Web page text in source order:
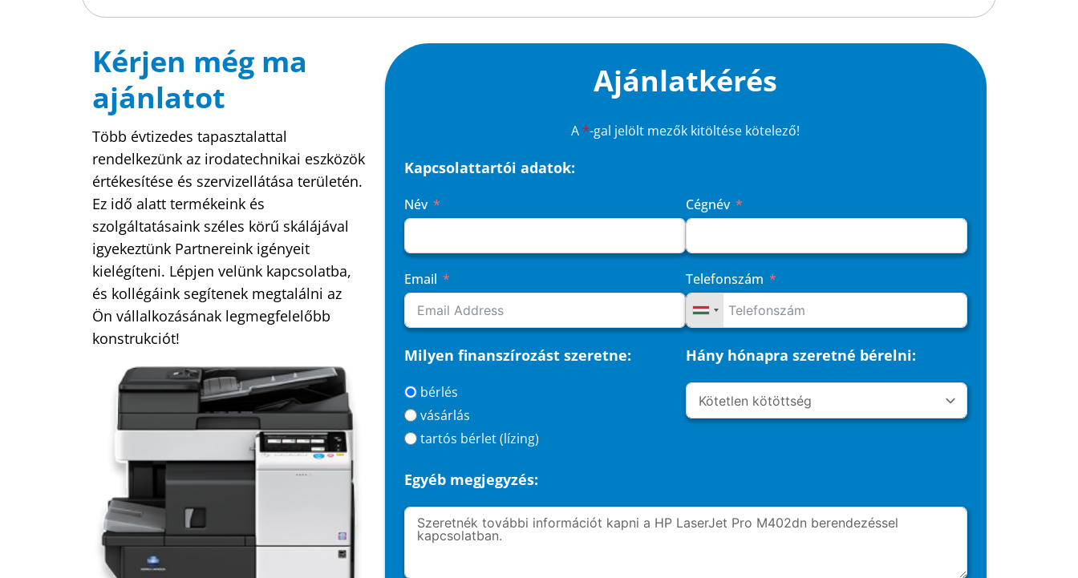
Kérjen még ma
ajánlatot
Több évtizedes tapasztalattal
rendelkezünk az irodatechnikai eszközök
értékesítése és szervizellátása területén.
Ez idő alatt termékeink és
szolgáltatásaink széles körű skálájával
igyekeztünk Partnereink igényeit
kielégíteni. Lépjen velünk kapcsolatba,
és kollégáink segítenek megtalálni az
Ön vállalkozásának legmegfelelőbb
konstrukciót!
Ajánlatkérés
A*-gal jelölt mezők kitöltése kötelező!
Kapcsolattartói adatok:
Név Cégnév
Email Telefonszám
Milyen finanszírozást szeretne:
bérlés
vásárlás
tartós bérlet (lízing)
Hány hónapra szeretné bérelni:
Egyéb megjegyzés: